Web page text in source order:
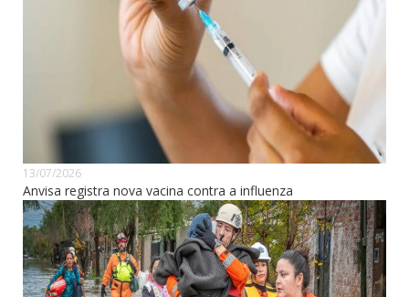
13/07/2026
Anvisa registra nova vacina contra a influenza